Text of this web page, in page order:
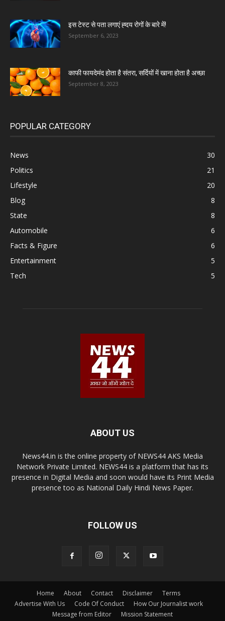
इस टेस्ट से पता लगाएं ह्दय रोगों के बारे में!
September 6, 2023
काफी फायदेमंद होता है संतरा, सर्दियों में खाना होता है अच्छा
September 8, 2023
POPULAR CATEGORY
News
30
Politics
21
Lifestyle
20
Blog
8
State
8
Automobile
6
Facts & Figure
6
Entertainment
5
Tech
5
ABOUT US
News44.in is the online property of NEWS44 AKS Media
Network Private Limited. NEWS44 is a platform that has its
presence in Digital Media and soon would have its Print Media
presence too as National Daily Hindi News Paper.
FOLLOW US
Home About Contact Disclaimer
Terms
Advertise With Us
Code Of Conduct
How Our Journalist work
Message from Editor
Mission Statement